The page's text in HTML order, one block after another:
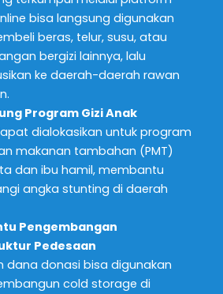
bisa langsung digunakan
beras, telur, susu, atau
bergizi lainnya, lalu
ke daerah-daerah rawan
Program Gizi Anak
dialokasikan untuk program
makanan tambahan (PMT)
dan ibu hamil, membantu
angka stunting di daerah
Pengembangan
Pedesaan
dana donasi bisa digunakan
cold storage di